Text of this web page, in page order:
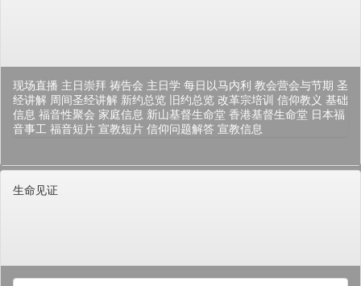
现场直播 主日崇拜 祷告会 主日学 每日以马内利 教会营会与节期 圣
经讲解 周间圣经讲解 新约总览 旧约总览 改革宗培训 信仰教义 基础
信息 福音性聚会 家庭信息 新山基督生命堂 香港基督生命堂 日本福
音事工 福音短片 宣教短片 信仰问题解答 宣教信息
生命见证